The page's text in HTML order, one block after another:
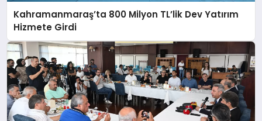
Kahramanmaraş’ta 800 Milyon TL’lik Dev Yatırım
Hizmete Girdi